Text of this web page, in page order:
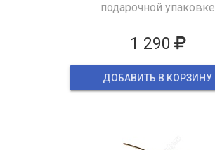
подарочной упаковке
1 290
ДОБАВИТЬ В КОРЗИНУ